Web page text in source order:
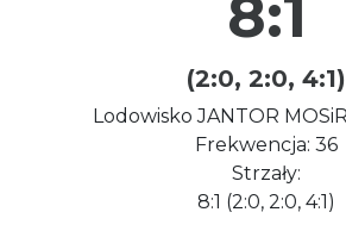
8:1
(2:0, 2:0, 4:1)
Lodowisko JANTOR
Frekwencja: 36
Strzały:
8:1 (2:0, 2:0, 4:1)